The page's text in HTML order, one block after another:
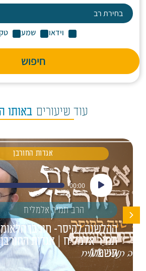
וידאו שמע
חיפוש
עוד שיעורים באותו
אגדות החורבן
נגן
אודיו
00:00
הרב תמיר אלמליח
ההלשנה לקיסר- חורבן
תמיר אלמליח | אגדות
תשפ"ו